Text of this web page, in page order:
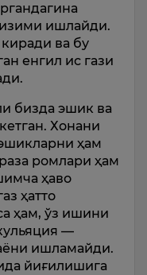
ишлайди.
ва бу
енгил ис гази
бизда эшик ва
Хонани
ҳам
ромлари ҳам
ҳаво
ҳатто
ҳам, ўз ишини
—
ишламайди.
йиғилишига